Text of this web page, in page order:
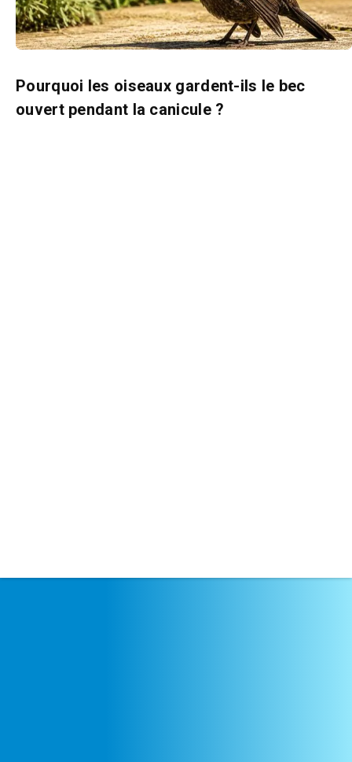
Pourquoi les oiseaux gardent-ils le bec
ouvert pendant la canicule ?